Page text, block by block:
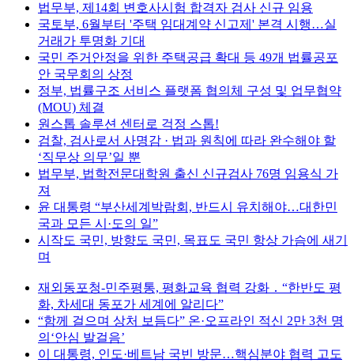
법무부, 제14회 변호사시험 합격자 검사 신규 임용
국토부, 6월부터 '주택 임대계약 신고제' 본격 시행…실
거래가 투명화 기대
국민 주거안정을 위한 주택공급 확대 등 49개 법률공포
안 국무회의 상정
정부, 법률구조 서비스 플랫폼 협의체 구성 및 업무협약
(MOU) 체결
원스톱 솔루션 센터로 걱정 스톱!
검찰, 검사로서 사명감 · 법과 원칙에 따라 완수해야 할
‘직무상 의무’일 뿐
법무부, 법학전문대학원 출신 신규검사 76명 임용식 가
져
윤 대통령 “부산세계박람회, 반드시 유치해야…대한민
국과 모든 시·도의 일”
시작도 국민, 방향도 국민, 목표도 국민 항상 가슴에 새기
며
재외동포청-민주평통, 평화교육 협력 강화 ․ “한반도 평
화, 차세대 동포가 세계에 알리다”
“함께 걸으며 상처 보듬다” 온·오프라인 적신 2만 3천 명
의‘안심 발걸음’
이 대통령, 인도·베트남 국빈 방문…핵심분야 협력 고도